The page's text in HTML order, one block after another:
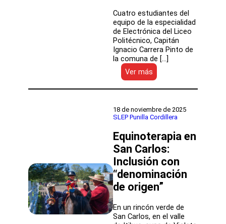
Cuatro estudiantes del
equipo de la especialidad
de Electrónica del Liceo
Politécnico, Capitán
Ignacio Carrera Pinto de
la comuna de […]
Ver más
Director
(s)
Larraín
se
con
estudiantes
de
la
educación
pública
que
a
Chile
18 de noviembre de 2025
SLEP Punilla Cordillera
Equinoterapia en
San Carlos:
Inclusión con
“denominación
de origen”
En un rincón verde de
San Carlos, en el valle